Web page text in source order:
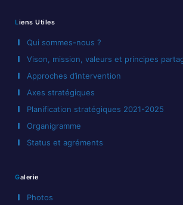
Liens Utiles
Qui sommes-nous ?
Vison, mission, valeurs et principes
Approches d’intervention
Axes stratégiques
Planification stratégiques 2021-2025
Organigramme
Status et agréments
Galerie
Photos